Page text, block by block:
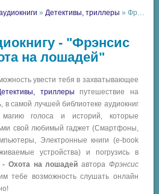
»Детективы, триллеры » Фрэнсис Дик - Охота на лошадей
- "Фрэнсис
на лошадей"
увести тебя в захватывающее
триллеры путешествие на
в самой лучшей библиотеке аудиокниг
голоса и историй, которые
свой любимый гаджет (Смартфоны,
Электронные книги (e-book
устройства) и погрузись в
- Охота на лошадей автора Фрэнсис
тебе возможность слушать онлайн